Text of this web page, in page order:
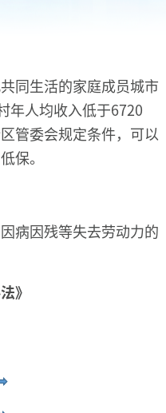
同生活的家庭成员城市
年人均收入低于6720
管委会规定条件，可以
保。
病因残等失去劳动力的
》